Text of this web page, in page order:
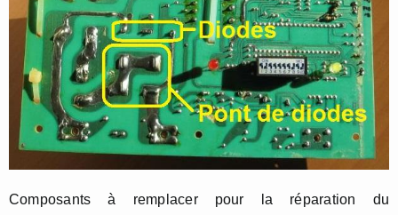
Composants à remplacer pour la réparation du